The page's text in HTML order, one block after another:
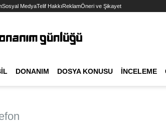
Sosyal MedyaTelif HakkıReklamÖneri ve Şikayet
DONANIM DOSYA KONUSU İNCELEME